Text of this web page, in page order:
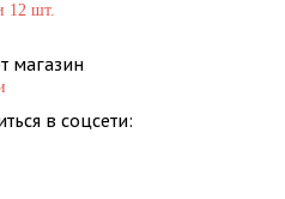
12 шт.
магазин
в соцсети: